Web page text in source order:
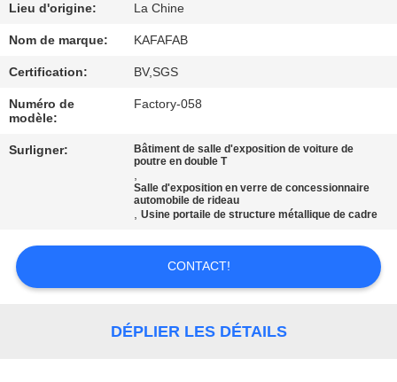
DE
NOUS
VISITE
DE
L'USINE
CONTRÔLE
QUALITÉ
NOUS
CONTACTER
Lieu d'origine: La Chine
Nom de marque: KAFAFAB
Certification: BV,SGS
Numéro de
modèle:
Factory-058
Surligner:
Bâtiment de salle d'exposition de voiture de
poutre en double T
,
Salle d'exposition en verre de concessionnaire
automobile de rideau
,Usine portaile de structure métallique de cadre
CONTACT!
DÉPLIER LES DÉTAILS